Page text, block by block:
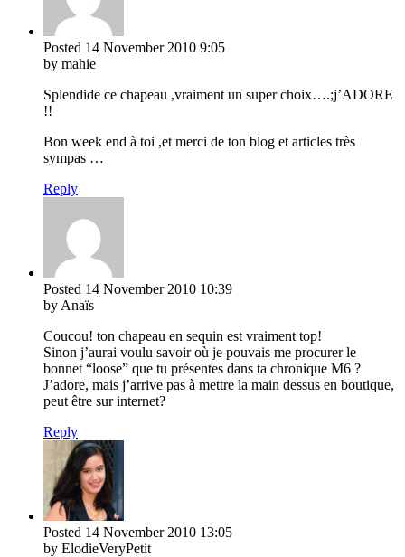
Posted 14 November 2010 9:05
by mahie
Splendide ce chapeau ,vraiment un super choix….;j’ADORE
!!
Bon week end à toi ,et merci de ton blog et articles très
sympas …
Reply
Posted 14 November 2010 10:39
by Anaïs
Coucou! ton chapeau en sequin est vraiment top!
Sinon j’aurai voulu savoir où je pouvais me procurer le
bonnet “loose” que tu présentes dans ta chronique M6 ?
J’adore, mais j’arrive pas à mettre la main dessus en boutique,
peut être sur internet?
Reply
Posted 14 November 2010 13:05
by ElodieVeryPetit